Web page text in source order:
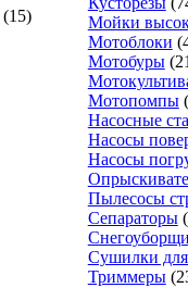
(15)
Мойки
Мотоблоки
Мотобуры
Мотопомпы
Насосные
Насосы
Насосы
Пылесосы
Сепараторы
Сушилки
Триммеры